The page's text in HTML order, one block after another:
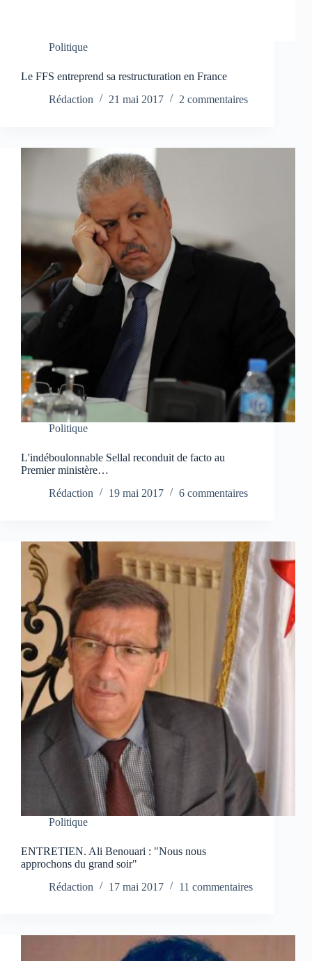
Politique
Le FFS entreprend sa restructuration en France
Rédaction
21 mai 2017 2 commentaires
Politique
L'indéboulonnable Sellal reconduit de facto au
Premier ministère…
Rédaction
19 mai 2017 6 commentaires
Politique
ENTRETIEN. Ali Benouari : "Nous nous
approchons du grand soir"
Rédaction
17 mai 2017 11 commentaires